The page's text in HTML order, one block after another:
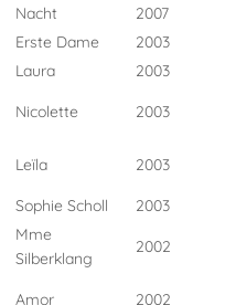
Nacht
2007
Erste Dame
2003
Laura 2003
Nicolette 2003
Leïla 2003
Sophie Scholl 2003
Mme
Silberklang
2002
Amor 2002